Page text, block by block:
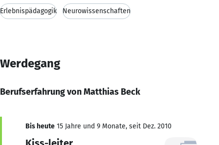
Erlebnispädagogik Neurowissenschaften
Werdegang
Berufserfahrung von Matthias Beck
Bis heute 15 Jahre und 9 Monate, seit Dez. 2010